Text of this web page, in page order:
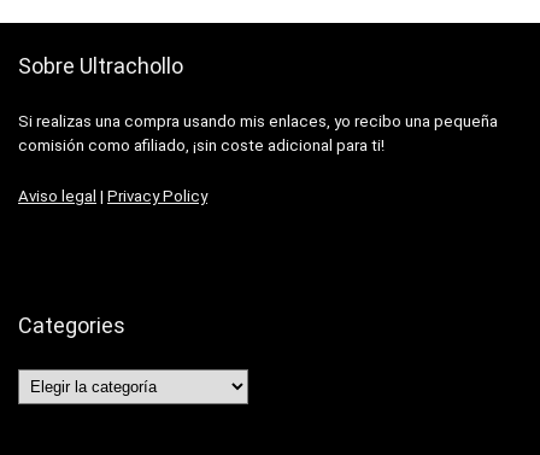
Sobre Ultrachollo
Si realizas una compra usando mis enlaces, yo recibo una pequeña
comisión como afiliado, ¡sin coste adicional para ti!
Aviso legal | Privacy Policy
Categories
Categories